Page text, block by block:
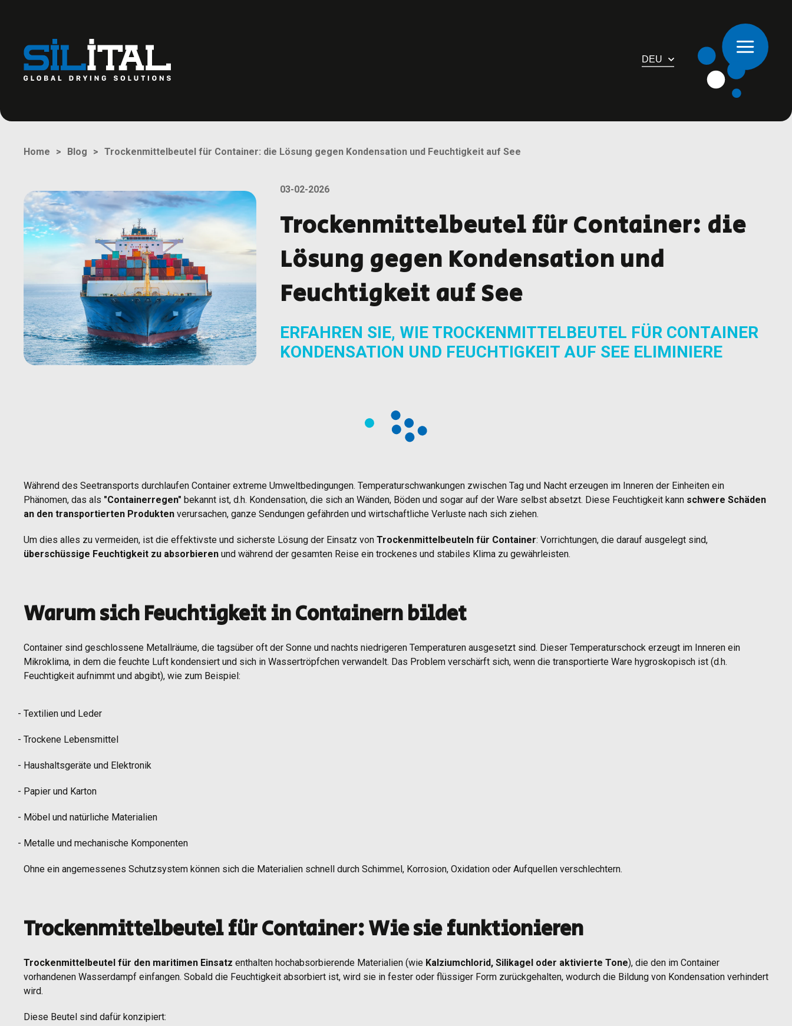
DEU
Home Blog Trockenmittelbeutel für Container: die Lösung gegen Kondensation und Feuchtigkeit auf See
03-02-2026
Trockenmittelbeutel für Container: die
Lösung gegen Kondensation und
Feuchtigkeit auf See
ERFAHREN SIE, WIE TROCKENMITTELBEUTEL FÜR CONTAINER
KONDENSATION UND FEUCHTIGKEIT AUF SEE ELIMINIERE
Während des Seetransports durchlaufen Container extreme Umweltbedingungen. Temperaturschwankungen zwischen Tag und Nacht erzeugen im Inneren der Einheiten ein
Phänomen, das als "Containerregen" bekannt ist, d.h. Kondensation, die sich an Wänden, Böden und sogar auf der Ware selbst absetzt. Diese Feuchtigkeit kann schwere Schäden
an den transportierten Produkten verursachen, ganze Sendungen gefährden und wirtschaftliche Verluste nach sich ziehen.
Um dies alles zu vermeiden, ist die effektivste und sicherste Lösung der Einsatz von Trockenmittelbeuteln für Container: Vorrichtungen, die darauf ausgelegt sind,
überschüssige Feuchtigkeit zu absorbieren und während der gesamten Reise ein trockenes und stabiles Klima zu gewährleisten.
Warum sich Feuchtigkeit in Containern bildet
Container sind geschlossene Metallräume, die tagsüber oft der Sonne und nachts niedrigeren Temperaturen ausgesetzt sind. Dieser Temperaturschock erzeugt im Inneren ein
Mikroklima, in dem die feuchte Luft kondensiert und sich in Wassertröpfchen verwandelt. Das Problem verschärft sich, wenn die transportierte Ware hygroskopisch ist (d.h.
Feuchtigkeit aufnimmt und abgibt), wie zum Beispiel:
Textilien und Leder
Trockene Lebensmittel
Haushaltsgeräte und Elektronik
Papier und Karton
Möbel und natürliche Materialien
Metalle und mechanische Komponenten
Ohne ein angemessenes Schutzsystem können sich die Materialien schnell durch Schimmel, Korrosion, Oxidation oder Aufquellen verschlechtern.
Trockenmittelbeutel für Container: Wie sie funktionieren
Trockenmittelbeutel für den maritimen Einsatz enthalten hochabsorbierende Materialien (wie Kalziumchlorid, Silikagel oder aktivierte Tone), die den im Container
vorhandenen Wasserdampf einfangen. Sobald die Feuchtigkeit absorbiert ist, wird sie in fester oder flüssiger Form zurückgehalten, wodurch die Bildung von Kondensation verhindert
wird.
Diese Beutel sind dafür konzipiert: